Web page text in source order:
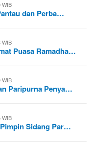
WIB
dan Perba…
WIB
Puasa Ramadha…
WIB
Paripurna Penya…
WIB
Sidang Par…